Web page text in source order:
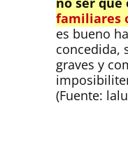
familiares
es bueno
concedida,
graves y
(Fuente: